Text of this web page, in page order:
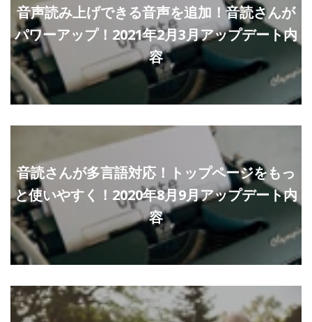
音声読み上げできる音声を追加！音読さんが
パワーアップ！2021年2月3月アップデート内
容
音読さんが多言語対応！トップページをもっ
と使いやすく！2020年8月9月アップデート内
容